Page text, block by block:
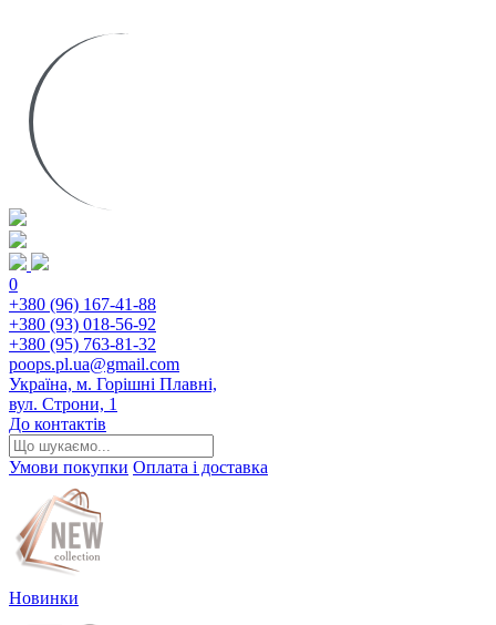
0
+380 (96) 167-41-88
+380 (93) 018-56-92
+380 (95) 763-81-32
poops.pl.ua@gmail.com
Україна, м. Горішні Плавні,
вул. Строни, 1
До контактів
Умови покупки Оплата і доставка
Новинки